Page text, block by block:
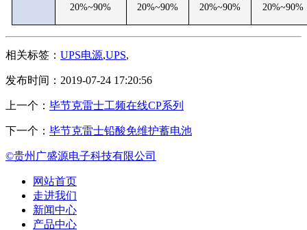
20%~90%
20%~90%
20%~90%
20%~90%
相关标签： UPS电源,UPS,
发布时间：2019-07-24 17:20:56
上一个： 毕节克雷士工频在线CP系列
下一个： 毕节克雷士铅酸免维护蓄电池
©贵州广盛源电子科技有限公司
网站首页
走进我们
新闻中心
产品中心